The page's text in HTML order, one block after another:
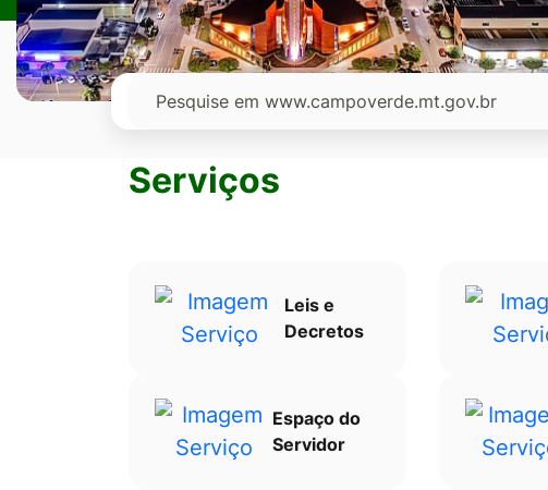
Ir
para
rodapé
Pesquisar
Serviços
Leis e
Decretos
Espaço do
Servidor